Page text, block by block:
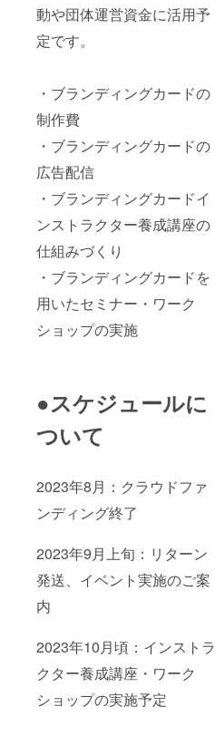
動や団体運営資金に活用予
定です。
・ブランディングカードの
制作費
・ブランディングカードの
広告配信
・ブランディングカードイ
ンストラクター養成講座の
仕組みづくり
・ブランディングカードを
用いたセミナー・ワーク
ショップの実施
●スケジュールに
ついて
2023年8月：クラウドファ
ンディング終了
2023年9月上旬：リターン
発送、イベント実施のご案
内
2023年10月頃：インストラ
クター養成講座・ワーク
ショップの実施予定